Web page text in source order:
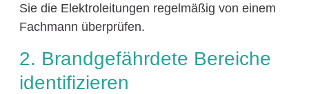
Sie die Elektroleitungen regelmäßig von einem
Fachmann überprüfen.
2. Brandgefährdete Bereiche
identifizieren